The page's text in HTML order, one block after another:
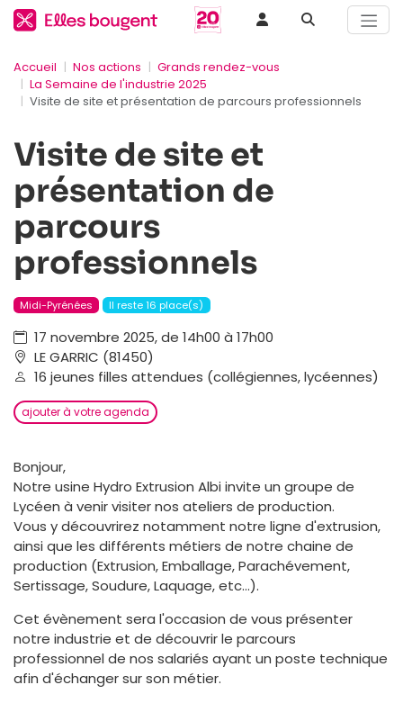
Accueil Nos actions
Grands rendez-vous
La Semaine de l'industrie 2025
Visite de site et présentation de parcours professionnels
Visite de site et
présentation de
parcours
professionnels
Midi-Pyrénées Il reste 16 place(s)
17 novembre 2025, de 14h00 à 17h00
LE GARRIC (81450)
16 jeunes filles attendues (collégiennes, lycéennes)
ajouter à votre agenda
Bonjour,
Notre usine Hydro Extrusion Albi invite un groupe de
Lycéen à venir visiter nos ateliers de production.
Vous y découvrirez notamment notre ligne d'extrusion,
ainsi que les différents métiers de notre chaine de
production (Extrusion, Emballage, Parachévement,
Sertissage, Soudure, Laquage, etc...).
Cet évènement sera l'occasion de vous présenter
notre industrie et de découvrir le parcours
professionnel de nos salariés ayant un poste technique
afin d'échanger sur son métier.